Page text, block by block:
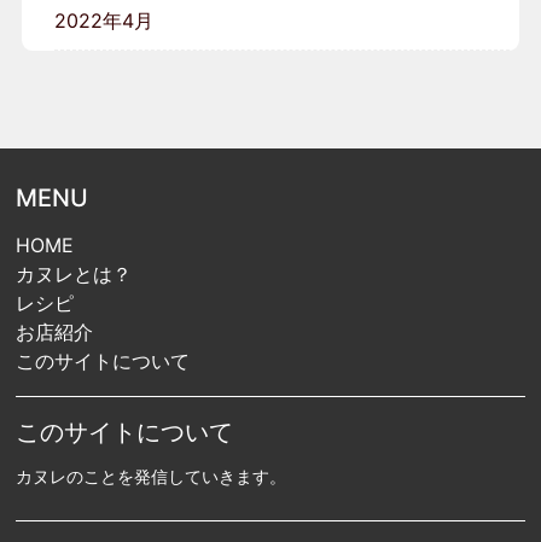
2022年4月
MENU
HOME
カヌレとは？
レシピ
お店紹介
このサイトについて
このサイトについて
カヌレのことを発信していきます。